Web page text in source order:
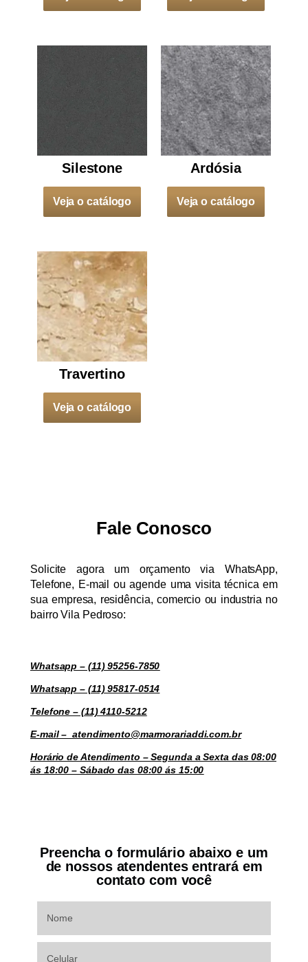
Silestone
Veja o catálogo
Ardósia
Veja o catálogo
Travertino
Veja o catálogo
Fale Conosco
Solicite agora um orçamento via WhatsApp,
Telefone, E-mail ou agende uma visita técnica em
sua empresa, residência, comercio ou industria no
bairro Vila Pedroso:
Whatsapp – (11) 95256-7850
Whatsapp – (11) 95817-0514
Telefone – (11) 4110-5212
E-mail – atendimento@marmorariaddi.com.br
Horário de Atendimento – Segunda a Sexta das 08:00
ás 18:00 – Sábado das 08:00 ás 15:00
Preencha o formulário abaixo e um
de nossos atendentes entrará em
contato com você